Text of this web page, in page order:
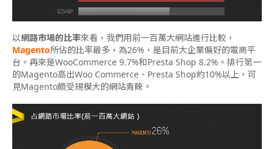
以網路市場的比率來看，我們用前一百萬大網站進行比較，
Magento所佔的比率最多，為26%，是目前大企業偏好的電商平
台。再來是WooCommerce 9.7%和Presta Shop 8.2%。排行第一
的Magento高出Woo Commerce、Presta Shop約10%以上，可
見Magento頗受規模大的網站青睞。